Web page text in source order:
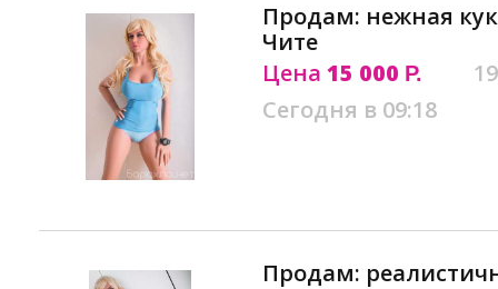
Продам: нежная
Чите
Цена 15 000 Р.
Сегодня в 09:18
Продам: